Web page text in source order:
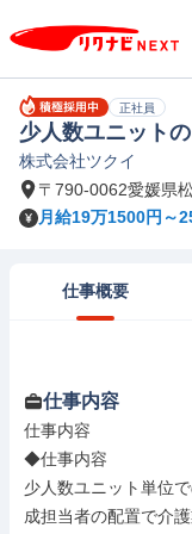
正社員
少人数ユニット
株式会社ツクイ
〒790-0062愛媛県
月給19万1500円～
仕事概要
仕事内容
仕事内容
◆仕事内容
少人数ユニット単位
成担当者の配置で介